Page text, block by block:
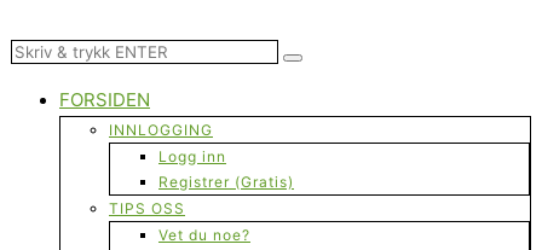
FORSIDEN
INNLOGGING
Logg inn
Registrer (Gratis)
TIPS OSS
Vet du noe?